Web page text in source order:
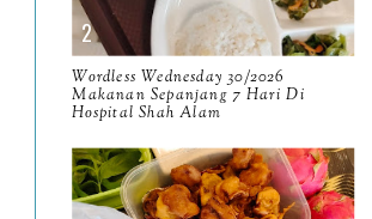
April
March11
February
January14
Wordless Wednesday 30/2026
Makanan Sepanjang 7 Hari Di
Hospital Shah Alam